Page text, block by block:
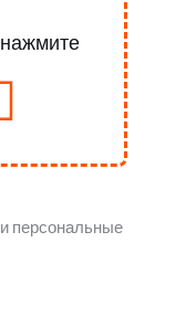
персональные